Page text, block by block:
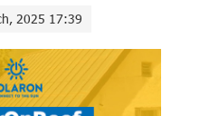
2025 17:39